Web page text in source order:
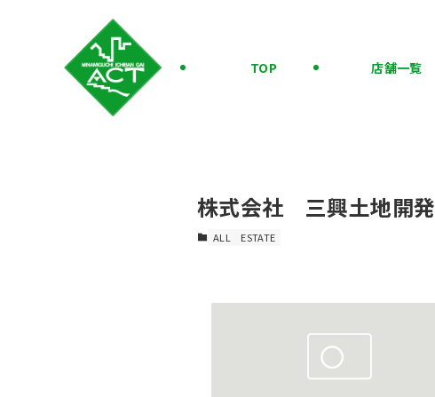
TOP 店舗一覧
株式会社 三興土地開発
ALL ESTATE